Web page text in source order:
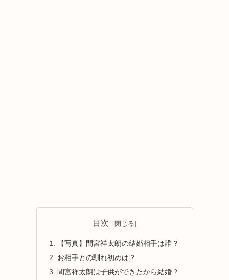
目次
【写真】間宮祥太朗の結婚相手は誰？
お相手との馴れ初めは？
間宮祥太朗は子供ができたから結婚？